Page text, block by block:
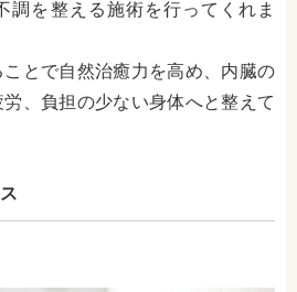
調を整える施術を行ってくれま
とで自然治癒力を高め、内臓の
、負担の少ない身体へと整えて